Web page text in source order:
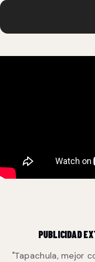
PUBLICIDAD
"Tapachula, mejor